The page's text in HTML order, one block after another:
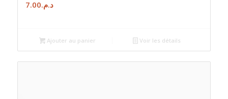
د.م.7.00
Ajouter au panier Voir les détails